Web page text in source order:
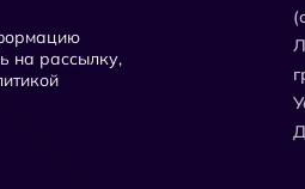
на рассылку,